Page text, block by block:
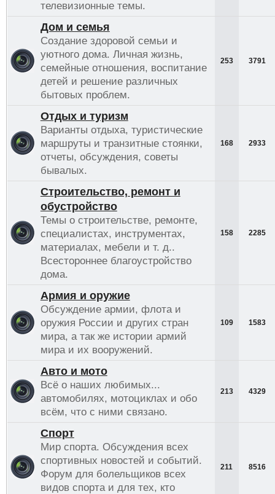
телевизионные темы.
Дом и семья
Создание здоровой семьи и
уютного дома. Личная жизнь,
семейные отношения, воспитание
детей и решение различных
бытовых проблем.
253 3791
Отдых и туризм
Варианты отдыха, туристические
маршруты и транзитные стоянки,
отчеты, обсуждения, советы
бывалых.
168 2933
Строительство, ремонт и
обустройство
Темы о строительстве, ремонте,
специалистах, инструментах,
материалах, мебели и т. д..
Всестороннее благоустройство
дома.
158 2285
Армия и оружие
Обсуждение армии, флота и
оружия России и других стран
мира, а так же истории армий
мира и их вооружений.
109 1583
Авто и мото
Всё о наших любимых...
автомобилях, мотоциклах и обо
всём, что с ними связано.
213 4329
Спорт
Мир спорта. Обсуждения всех
спортивных новостей и событий.
Форум для болельщиков всех
видов спорта и для тех, кто
211 8516